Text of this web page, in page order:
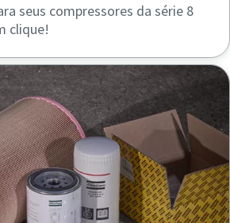
seus compressores da série 8
clique!